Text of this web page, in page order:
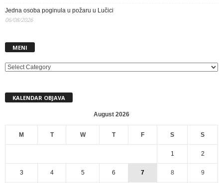
Jedna osoba poginula u požaru u Lučici
06/08/2026
MENI
MENI
KALENDAR OBJAVA
August 2026
M T W T F S S
1 2
3 4 5 6 7 8 9